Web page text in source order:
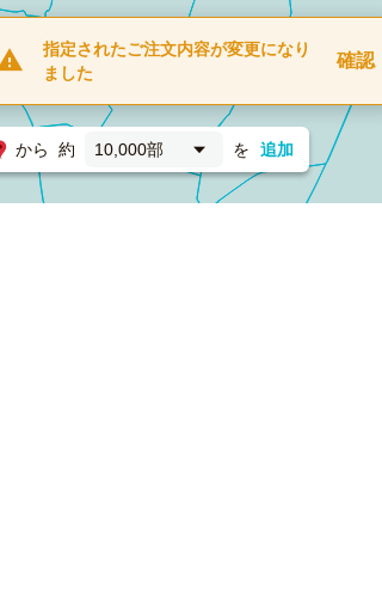
指定されたご注文内容が変更になり
ました
確認
から 約 10,000部 を 追加